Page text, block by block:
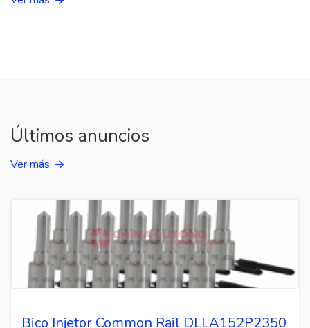
Últimos anuncios
Ver más
Bico Injetor Common Rail DLLA152P2350